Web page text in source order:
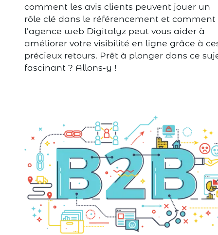
comment les avis clients peuvent jouer un
rôle clé dans le référencement et comment
l'agence web Digitalyz peut vous aider à
améliorer votre visibilité en ligne grâce à
précieux retours. Prêt à plonger dans ce
fascinant ? Allons-y !